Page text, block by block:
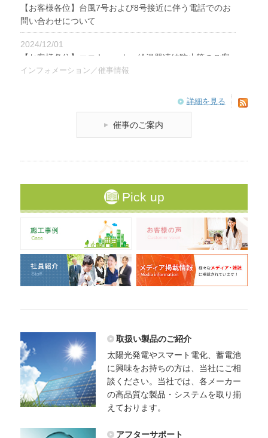
【お客様各位】台風7号および8号接近に伴う電話でのお
問い合わせについて
2024/12/01
【お客様各位】エコキュート・給湯器凍結防止策のご案
内
【お客様各位】東芝 蓄電池 エラーE009、E010について
2022/02/28
大宮支社移転（統合）のお知らせ
2022/02/17
海外事業：ラオスのシエンクワーン県への太陽光発電シ
リベラルペイント店舗開店のお知らせ
2021/01/10
【お客様へ】エコキュート・給湯機の凍結予防策のご案
内
インフォメーション／催事情報
詳細を見る
催事のご案内
Pick up
取扱い製品のご紹介
太陽光発電やスマート電化、蓄電池
に興味をお持ちの方は、当社にご相
談ください。当社では、各メーカー
の高品質な製品・システムを取り揃
えております。
アフターサポート